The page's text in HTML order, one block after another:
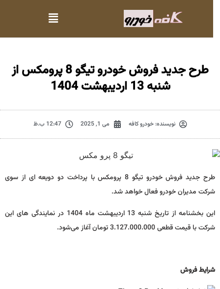
طرح جدید فروش خودرو تیگو 8 پرومکس از
شنبه 13 اردیبهشت 1404
نویسنده:خودرو کافه می 1, 2025 12:47 ب.ظ
طرح جدید فروش خودرو تیگو 8 پرومکس با پرداخت دو دویعه ای از سوی
شرکت مدیران خودرو فعال خواهد شد.
این بخشنامه از تاریخ شنبه 13 اردیبهشت ماه 1404 در نمایندگی های این
شرکت با قیمت قطعی 3.127.000.000 تومان آغاز می‌شود.
شرایط فروش